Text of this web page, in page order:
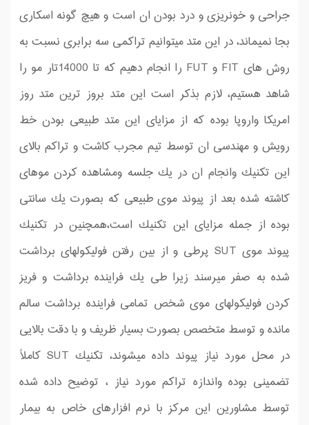
جراحی و خونریزی و درد بودن ان است و هیچ گونه اسكاری
بجا نمیماند، در این متد میتوانیم تراكمی سه برابری نسبت به
روش های FIT و FUT را انجام دهیم كه تا 14000تار مو را
شاهد هستیم، لازم بذكر است این متد بروز ترین متد روز
امریكا واروپا بوده كه از مزایای این متد طبیعی بودن خط
رویش و مهندسی ان توسط تیم مجرب كاشت و تراكم بالای
این تكنیك وانجام ان در یك جلسه ومشاهده كردن موهای
كاشته شده بعد از پیوند موی طبیعی كه بصورت یك سانتی
بوده از جمله مزایای این تكنیك است،همچنین در تكنیك
پیوند موی SUT پرطی و از بین رفتن فولیكولهای برداشت
شده به صفر میرسند زیرا طی یك فراینده برداشت و فریز
كردن فولیكولهای موی شخص تمامی فراینده برداشت سالم
مانده و توسط متخصص بصورت بسیار ظریف و با دقت بالایی
در محل مورد نیاز پیوند داده میشوند، تكنیك SUT كاملاً
تضمینی بوده واندازه تراكم مورد نیاز ، توضیح داده شده
توسط مشاورین این مركز با نرم افزارهای خاص به بیمار